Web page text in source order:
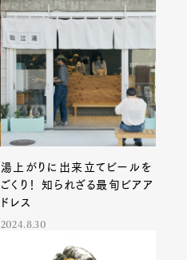
湯上がりに出来立てビールを
ごくり！ 知られざる最旬ビアア
ドレス
2024.8.30